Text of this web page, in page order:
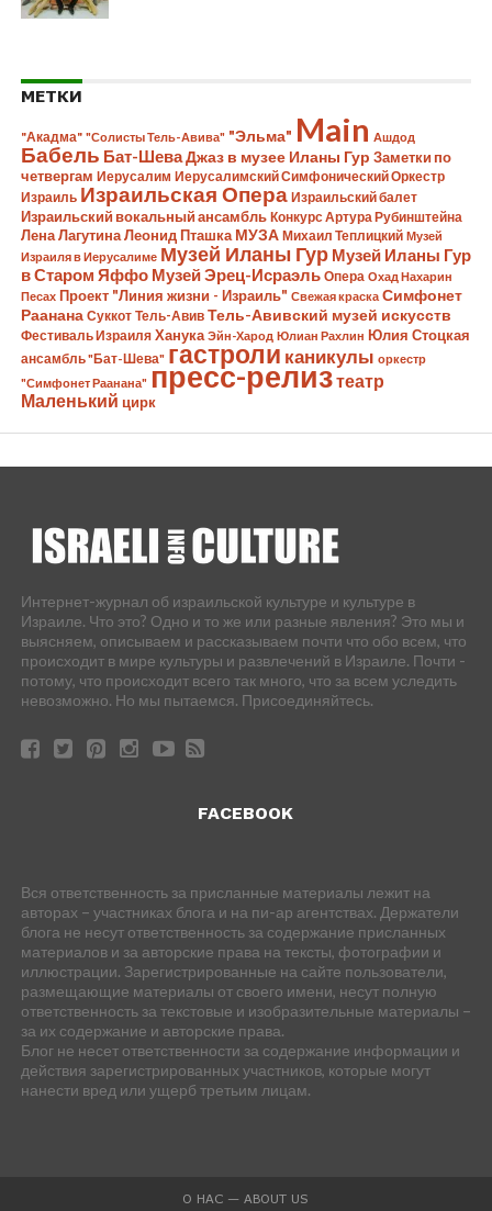
МЕТКИ
"Акадма" "Солисты Тель-Авива" "Эльма" Main Ашдод
Бабель Бат-ШеваДжаз в музее Иланы Гур Заметки по
четвергам Иерусалим Иерусалимский Симфонический Оркестр
Израиль Израильская Опера Израильский балет
Израильский вокальный ансамбль Конкурс Артура Рубинштейна
Лена Лагутина Леонид Пташка МУЗА Михаил Теплицкий Музей
Израиля в Иерусалиме Музей Иланы Гур Музей Иланы Гур
в Старом Яффо Музей Эрец-Исраэль Опера Охад Нахарин
Песах Проект "Линия жизни - Израиль" Свежая краска Симфонет
Раанана Суккот Тель-Авив Тель-Авивский музей искусств
Фестиваль Израиля Ханука Эйн-Харод Юлиан Рахлин Юлия Стоцкая
ансамбль "Бат-Шева" гастроли каникулы оркестр
"Симфонет Раанана" пресс-релизтеатр
Маленький цирк
Интернет-журнал об израильской культуре и культуре в
Израиле. Что это? Одно и то же или разные явления? Это мы и
выясняем, описываем и рассказываем почти что обо всем, что
происходит в мире культуры и развлечений в Израиле. Почти -
потому, что происходит всего так много, что за всем уследить
невозможно. Но мы пытаемся. Присоединяйтесь.
FACEBOOK
Вся ответственность за присланные материалы лежит на
авторах – участниках блога и на пи-ар агентствах. Держатели
блога не несут ответственность за содержание присланных
материалов и за авторские права на тексты, фотографии и
иллюстрации. Зарегистрированные на сайте пользователи,
размещающие материалы от своего имени, несут полную
ответственность за текстовые и изобразительные материалы –
за их содержание и авторские права.
Блог не несет ответственности за содержание информации и
действия зарегистрированных участников, которые могут
нанести вред или ущерб третьим лицам.
О НАС — ABOUT US